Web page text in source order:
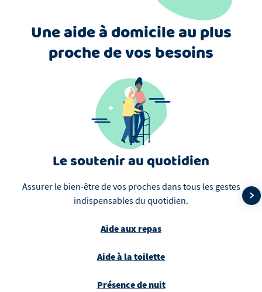
Une aide à domicile au plus
proche de vos besoins
Le soutenir au quotidien
Assurer le bien-être de vos proches dans tous les gestes
indispensables du quotidien.
Aide aux repas
Aide à la toilette
Présence de nuit